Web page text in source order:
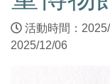
活動時間：
2025/12/06